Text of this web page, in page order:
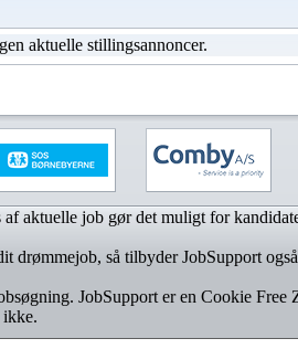
aktuelle stillingsannoncer.
af aktuelle job gør det muligt for
drømmejob, så tilbyder JobSupport
JobSupport er en Cookie Free
ikke.